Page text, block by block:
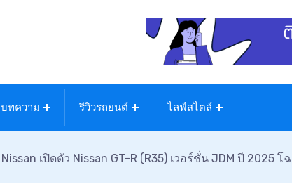
บทความ รีวิวรถยนต์ ไลฟ์สไตล์
Nissan เปิดตัว Nissan GT-R (R35) เวอร์ชั่น JDM ปี